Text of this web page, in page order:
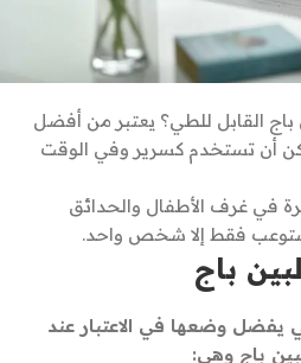
القابل للطي؟ يعتبر من أفضل
أن تستخدم كسرير وفي الوقت
في غرف الأطفال والحدائق
فقط إلا شخص واحد.
باج
يفضل وضعها في الاعتبار عند
باج وهي: